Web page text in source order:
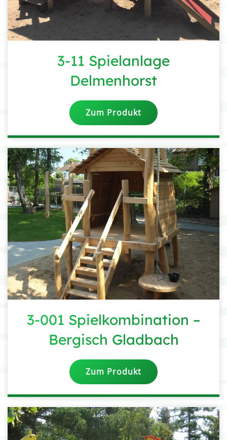
3-11 Spielanlage
Delmenhorst
Zum Produkt
3-001 Spielkombination –
Bergisch Gladbach
Zum Produkt